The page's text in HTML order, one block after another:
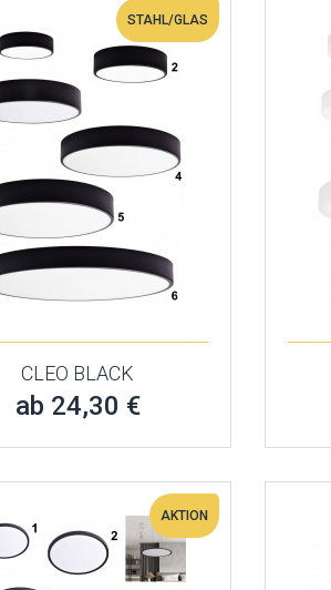
STAHL/GLAS
CLEO BLACK
ab 24,30 €
AKTION